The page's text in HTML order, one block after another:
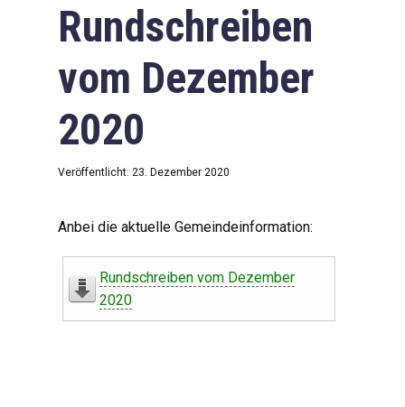
Rundschreiben
vom Dezember
2020
Veröffentlicht: 23. Dezember 2020
Anbei die aktuelle Gemeindeinformation:
Rundschreiben vom Dezember
2020